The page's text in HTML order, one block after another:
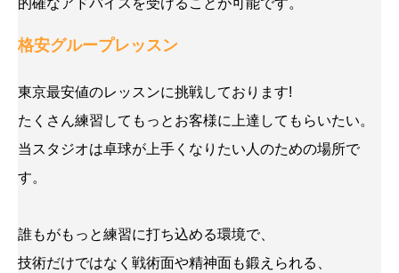
的確なアドバイスを受けることが可能です。
格安グループレッスン
東京最安値のレッスンに挑戦しております!
たくさん練習してもっとお客様に上達してもらいたい。
当スタジオは卓球が上手くなりたい人のための場所で
す。
誰もがもっと練習に打ち込める環境で、
技術だけではなく戦術面や精神面も鍛えられる、